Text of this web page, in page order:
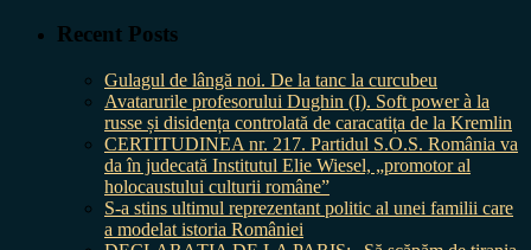
Recent Posts
Gulagul de lângă noi. De la tanc la curcubeu
Avatarurile profesorului Dughin (I). Soft power à la
russe și disidența controlată de caracatița de la Kremlin
CERTITUDINEA nr. 217. Partidul S.O.S. România va
da în judecată Institutul Elie Wiesel, „promotor al
holocaustului culturii române”
S-a stins ultimul reprezentant politic al unei familii care
a modelat istoria României